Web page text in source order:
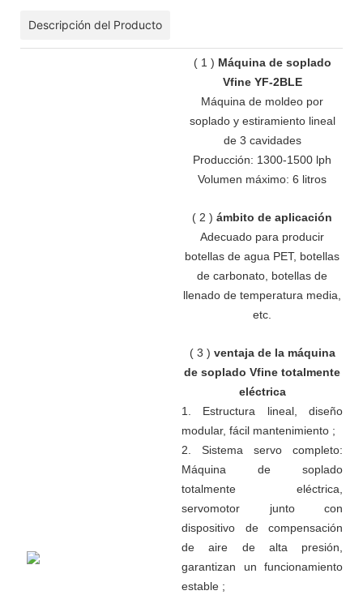
Descripción del Producto
(1 ) Máquina de soplado
Vfine YF-2BLE
Máquina de moldeo por
soplado y estiramiento lineal
de 3 cavidades
Producción: 1300-1500 lph
Volumen máximo: 6 litros
( 2 ) ámbito de aplicación
Adecuado para producir
botellas de agua PET, botellas
de carbonato, botellas de
llenado de temperatura media,
etc.
(3 ) ventaja de la máquina
de soplado Vfine totalmente
eléctrica
1. Estructura lineal, diseño
modular, fácil mantenimiento ;
2. Sistema servo completo:
Máquina de soplado
totalmente eléctrica,
servomotor junto con
dispositivo de compensación
de aire de alta presión,
garantizan un funcionamiento
estable ;